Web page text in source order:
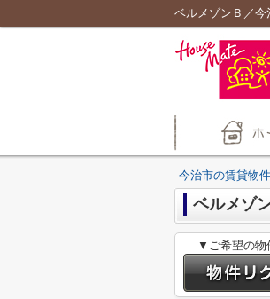
ベルメゾンＢ／
今治市の賃貸物
ベルメゾ
▼ご希望の物